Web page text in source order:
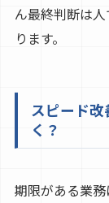
ん最終判断は人
ります。
スピード
く？
期限がある業